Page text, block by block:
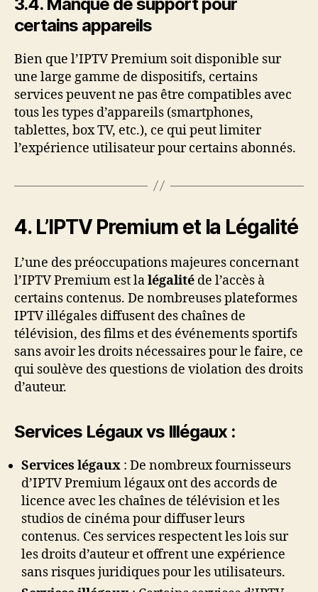
certains appareils
Bien que l’IPTV Premium soit disponible sur
une large gamme de dispositifs, certains
services peuvent ne pas être compatibles avec
tous les types d’appareils (smartphones,
tablettes, box TV, etc.), ce qui peut limiter
l’expérience utilisateur pour certains abonnés.
4. L’IPTV Premium et la Légalité
L’une des préoccupations majeures concernant
l’IPTV Premium est lalégalité de l’accès à
certains contenus. De nombreuses plateformes
IPTV illégales diffusent des chaînes de
télévision, des films et des événements sportifs
sans avoir les droits nécessaires pour le faire, ce
qui soulève des questions de violation des droits
d’auteur.
Services Légaux vs Illégaux :
Services légaux : De nombreux fournisseurs
d’IPTV Premium légaux ont des accords de
licence avec les chaînes de télévision et les
studios de cinéma pour diffuser leurs
contenus. Ces services respectent les lois sur
les droits d’auteur et offrent une expérience
sans risques juridiques pour les utilisateurs.